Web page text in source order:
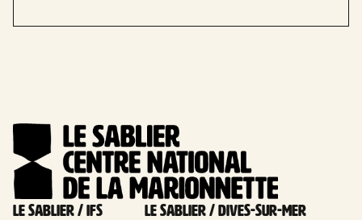
Le Sablier / Ifs Le Sablier / Dives-sur-mer